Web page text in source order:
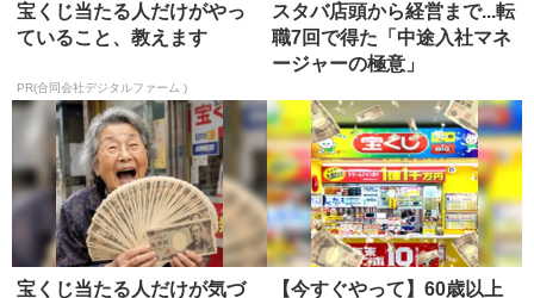
宝くじ当たる人だけがやっ
ていること、教えます
PR(合同会社デジタルファーム )
スタバ店頭から経営まで...転
職7回で得た「中途入社マネ
ージャーの極意」
宝くじ当たる人だけが気づ
【今すぐやって】60歳以上